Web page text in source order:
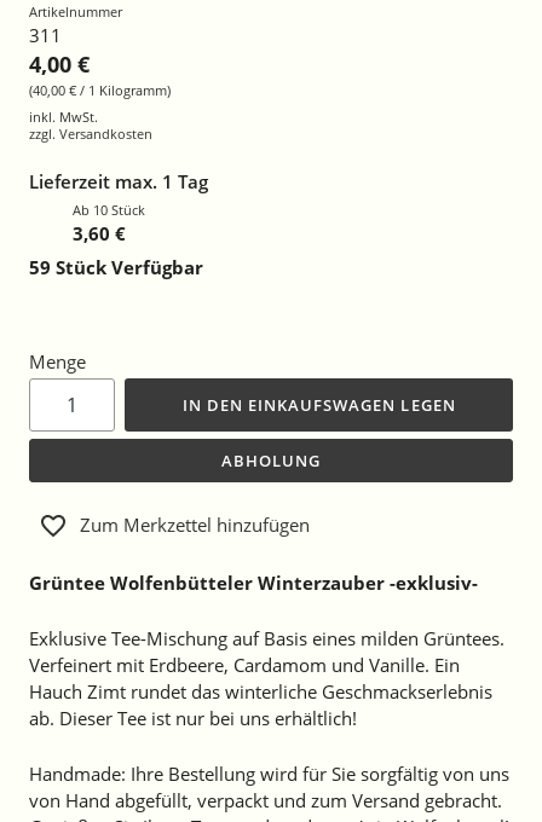
Artikelnummer
311
4,00 €
(40,00 € / 1 Kilogramm)
inkl. MwSt.
zzgl. Versandkosten
Lieferzeit max. 1 Tag
Ab 10 Stück
3,60 €
59 Stück Verfügbar
Menge
IN DEN EINKAUFSWAGEN LEGEN
ABHOLUNG
Zum Merkzettel hinzufügen
Grüntee Wolfenbütteler Winterzauber -exklusiv-
Exklusive Tee-Mischung auf Basis eines milden Grüntees.
Verfeinert mit Erdbeere, Cardamom und Vanille. Ein
Hauch Zimt rundet das winterliche Geschmackserlebnis
ab. Dieser Tee ist nur bei uns erhältlich!
Handmade: Ihre Bestellung wird für Sie sorgfältig von uns
von Hand abgefüllt, verpackt und zum Versand gebracht.